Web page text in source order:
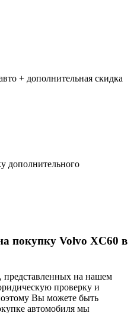
+ дополнительная скидка
дополнительного
покупку Volvo XC60 в
представленных на нашем
проверку и
Вы можете быть
автомобиля мы